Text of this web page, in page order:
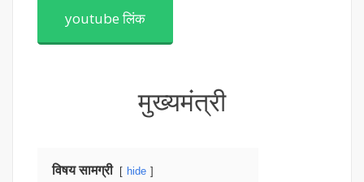
youtube लिंक
मुख्यमंत्री
विषय सामग्री hide